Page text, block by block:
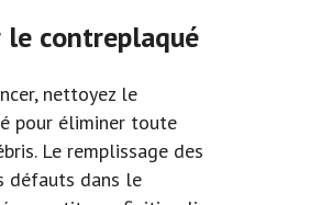
le contreplaqué
nettoyez le
pour éliminer toute
Le remplissage des
défauts dans le